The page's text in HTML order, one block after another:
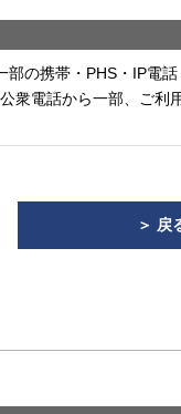
の携帯・PHS・IP電
衆電話から一部、ご利
＞ 戻